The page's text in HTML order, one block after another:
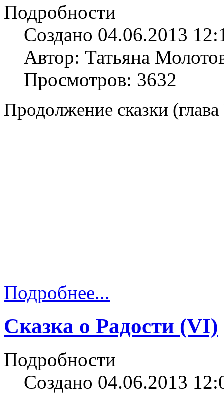
Подробности
Создано 04.06.2013
Автор: Татьяна
Просмотров: 3632
Продолжение сказки
Подробнее...
Сказка о Радости (VI)
Подробности
Создано 04.06.2013